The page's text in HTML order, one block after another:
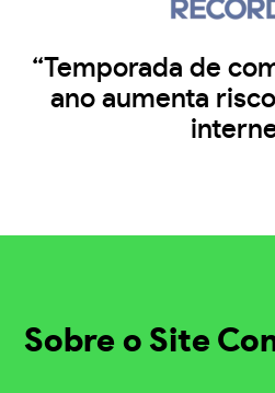
“Temporada de
ano aumenta
Sobre o Site